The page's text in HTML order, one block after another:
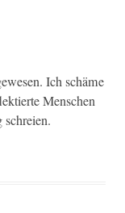
Ich schäme
Men­schen